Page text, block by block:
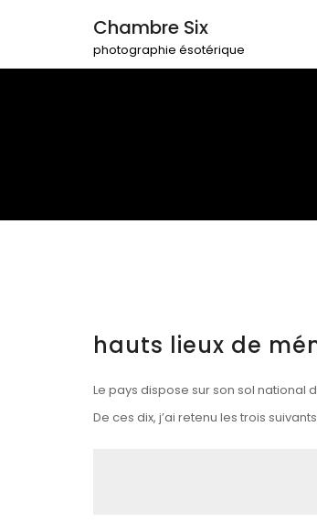
Chambre Six
photographie ésotérique
hauts lieux de
Le pays dispose sur son sol national
De ces dix, j’ai retenu les trois